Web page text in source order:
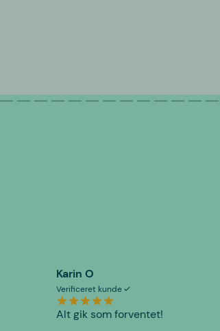
Karin O
Verificeret kunde
Alt gik som forventet!